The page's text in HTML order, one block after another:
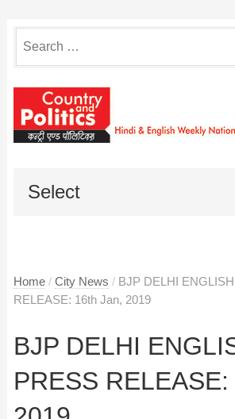
for:
Select
Home / City News / BJP DELHI
RELEASE: 16th Jan, 2019
BJP DELHI
PRESS